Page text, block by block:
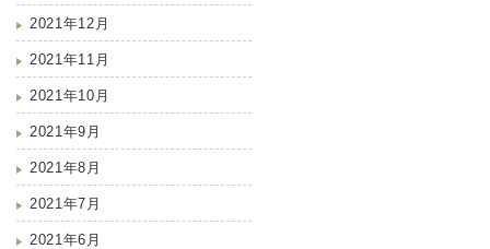
2021年12月
2021年11月
2021年10月
2021年9月
2021年8月
2021年7月
2021年6月